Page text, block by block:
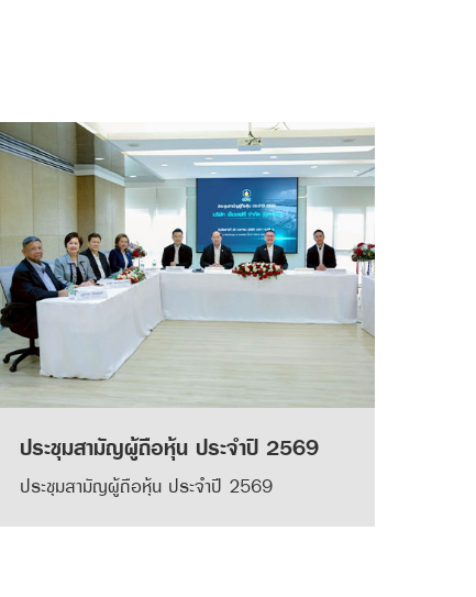
ประชุมสามัญผู้ถือหุ้น ประจำปี 2569
ประชุมสามัญผู้ถือหุ้น ประจำปี 2569